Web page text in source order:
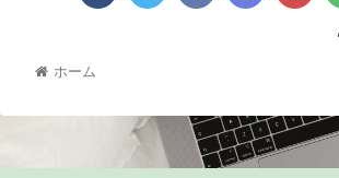
ホーム